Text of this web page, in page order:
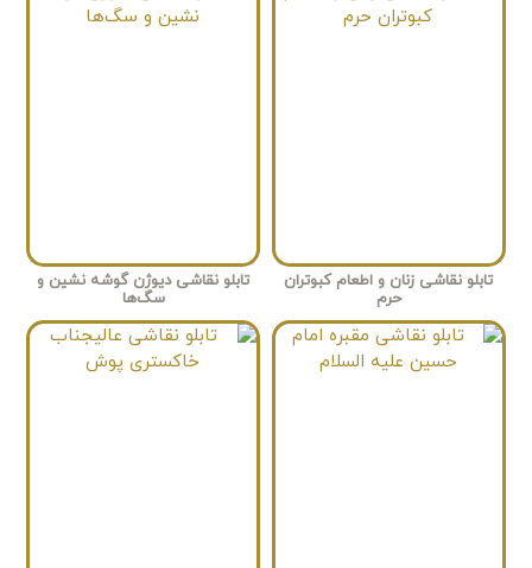
تابلو نقاشی زنان و اطعام کبوتران
حرم
تابلو نقاشی دیوژن گوشه نشین و
سگ‌ها